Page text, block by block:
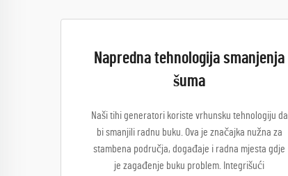
Napredna tehnologija smanjenja
šuma
Naši tihi generatori koriste vrhunsku tehnologiju da
bi smanjili radnu buku. Ova je značajka nužna za
stambena područja, događaje i radna mjesta gdje
je zagađenje buku problem. Integrišući